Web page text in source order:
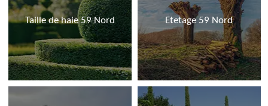
Taille de haie 59 Nord Etetage 59 Nord